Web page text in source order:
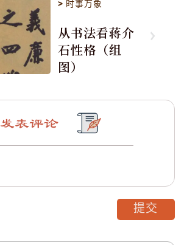
> 时事万象
从书法看蒋介
石性格（组
图）
发表评论
提交